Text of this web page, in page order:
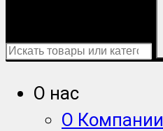
О нас
О Компании